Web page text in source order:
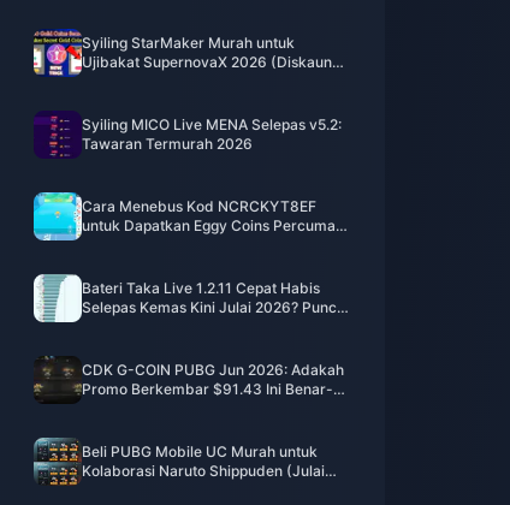
Syiling StarMaker Murah untuk
Ujibakat SupernovaX 2026 (Diskaun
Syiling MICO Live MENA Selepas v5.2:
Tawaran Termurah 2026
Cara Menebus Kod NCRCKYT8EF
untuk Dapatkan Eggy Coins Percuma
Bateri Taka Live 1.2.11 Cepat Habis
Selepas Kemas Kini Julai 2026? Punca
CDK G-COIN PUBG Jun 2026: Adakah
Promo Berkembar $91.43 Ini Benar-
Beli PUBG Mobile UC Murah untuk
Kolaborasi Naruto Shippuden (Julai